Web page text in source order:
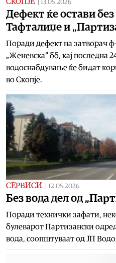
13.05.2026
Дефект ќе остави
Тафталиџе и
Поради дефект на затворач
„Женевска“ бб, кај последна
водоснабдување ќе бидат
во Скопје.
СЕРВИСИ 12.05.2026
Без вода дел од
Поради технички зафати,
булеварот Партизански
вода, соопштуваат од ЈП